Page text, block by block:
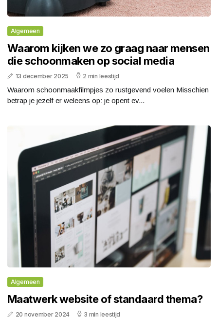
Algemeen
Waarom kijken we zo graag naar mensen
die schoonmaken op social media
13 december 2025 2 min leestijd
Waarom schoonmaakfilmpjes zo rustgevend voelen Misschien
betrap je jezelf er weleens op: je opent ev...
Algemeen
Maatwerk website of standaard thema?
20 november 2024 3 min leestijd